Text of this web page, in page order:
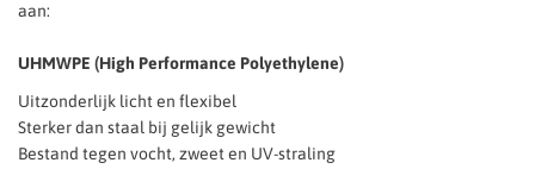
aan:
UHMWPE (High Performance Polyethylene)
Uitzonderlijk licht en flexibel
Sterker dan staal bij gelijk gewicht
Bestand tegen vocht, zweet en UV-straling